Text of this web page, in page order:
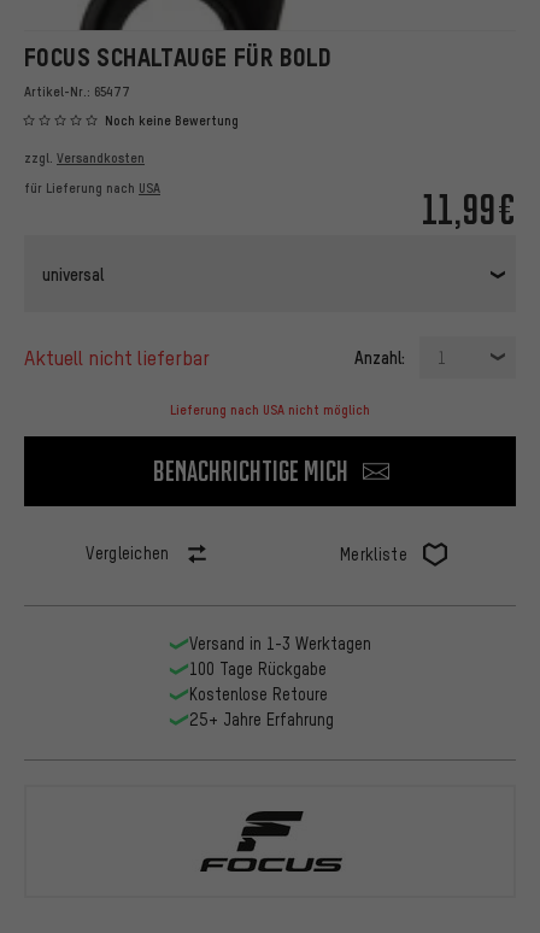
FOCUS SCHALTAUGE FÜR BOLD
Artikel-Nr.: 65477
Noch keine Bewertung
11,99€
zzgl. Versandkosten
für Lieferung nach USA
universal
aktuell nicht lieferbar Anzahl: 1
Lieferung nach USA nicht möglich
Benachrichtige mich
Vergleichen Merkliste
Versand in 1-3 Werktagen
100 Tage Rückgabe
Kostenlose Retoure
25+ Jahre Erfahrung